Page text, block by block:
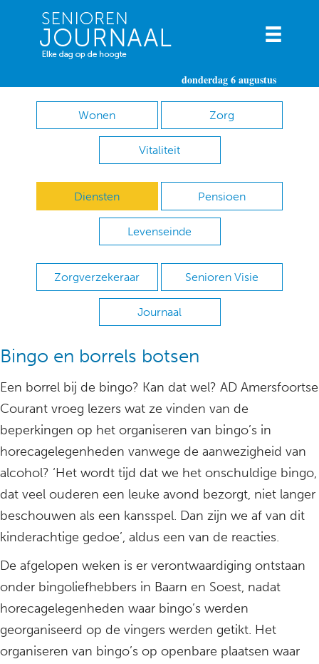
donderdag 6 augustus
Wonen Zorg
Vitaliteit
Diensten Pensioen
Levenseinde
Zorgverzekeraar Senioren Visie
Journaal
Bingo en borrels botsen
Een borrel bij de bingo? Kan dat wel? AD Amersfoortse
Courant vroeg lezers wat ze vinden van de
beperkingen op het organiseren van bingo’s in
horecagelegenheden vanwege de aanwezigheid van
alcohol? ‘Het wordt tijd dat we het onschuldige bingo,
dat veel ouderen een leuke avond bezorgt, niet langer
beschouwen als een kansspel. Dan zijn we af van dit
kinderachtige gedoe’, aldus een van de reacties.
De afgelopen weken is er verontwaardiging ontstaan
onder bingoliefhebbers in Baarn en Soest, nadat
horecagelegenheden waar bingo’s werden
georganiseerd op de vingers werden getikt. Het
organiseren van bingo’s op openbare plaatsen waar